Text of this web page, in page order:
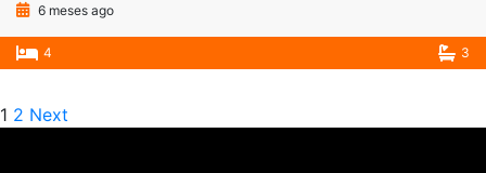
6 meses ago
4 3
1 2 Next